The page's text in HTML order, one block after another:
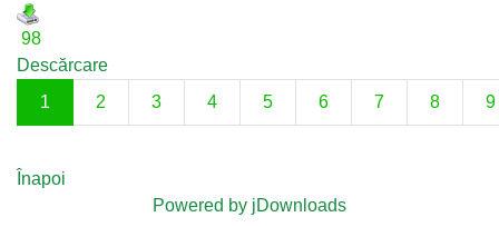
98
Descărcare
1
2 3 4 5 6 7 8 9
Înapoi
Powered by jDownloads